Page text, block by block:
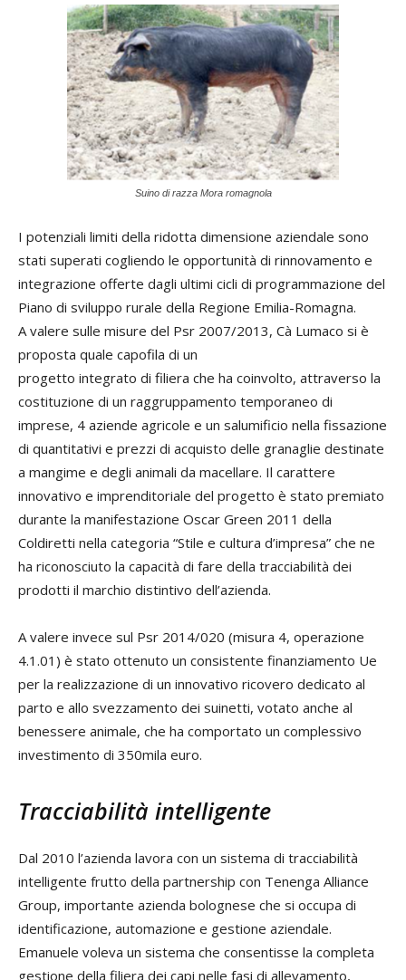
Suino di razza Mora romagnola
I potenziali limiti della ridotta dimensione aziendale sono
stati superati cogliendo le opportunità di rinnovamento e
integrazione offerte dagli ultimi cicli di programmazione del
Piano di sviluppo rurale della Regione Emilia-Romagna.
A valere sulle misure del Psr 2007/2013, Cà Lumaco si è
proposta quale capofila di un
progetto integrato di filiera che ha coinvolto, attraverso la
costituzione di un raggruppamento temporaneo di
imprese, 4 aziende agricole e un salumificio nella fissazione
di quantitativi e prezzi di acquisto delle granaglie destinate
a mangime e degli animali da macellare. Il carattere
innovativo e imprenditoriale del progetto è stato premiato
durante la manifestazione Oscar Green 2011 della
Coldiretti nella categoria “Stile e cultura d’impresa” che ne
ha riconosciuto la capacità di fare della tracciabilità dei
prodotti il marchio distintivo dell’azienda.
A valere invece sul Psr 2014/020 (misura 4, operazione
4.1.01) è stato ottenuto un consistente finanziamento Ue
per la realizzazione di un innovativo ricovero dedicato al
parto e allo svezzamento dei suinetti, votato anche al
benessere animale, che ha comportato un complessivo
investimento di 350mila euro.
Tracciabilità intelligente
Dal 2010 l’azienda lavora con un sistema di tracciabilità
intelligente frutto della partnership con Tenenga Alliance
Group, importante azienda bolognese che si occupa di
identificazione, automazione e gestione aziendale.
Emanuele voleva un sistema che consentisse la completa
gestione della filiera dei capi nelle fasi di allevamento,